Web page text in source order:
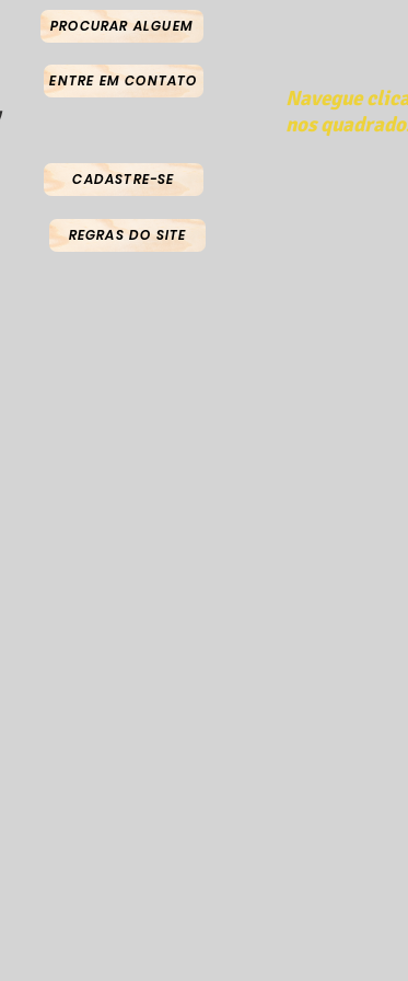
PROCURAR ALGUEM
ENTRE EM CONTATO
Navegue
nos
CADASTRE-SE
REGRAS DO SITE